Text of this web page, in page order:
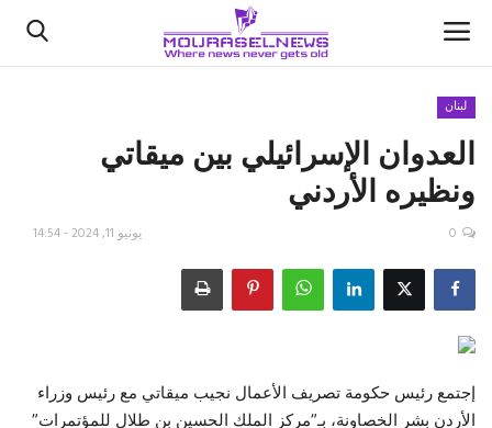
الأخبار
كتّابنا
اقتصاد
لبنان
العدوان الإسرائيلي بين ميقاتي
ونظيره الأردني
يونيو 11, 2024 - 14:54 0
إجتمع رئيس حكومة تصريف الأعمال نجيب ميقاتي مع رئيس وزراء
الأردن بشر الخصاونة، بـ”مركز الملك الحسين بن طلال للمؤتمرات”